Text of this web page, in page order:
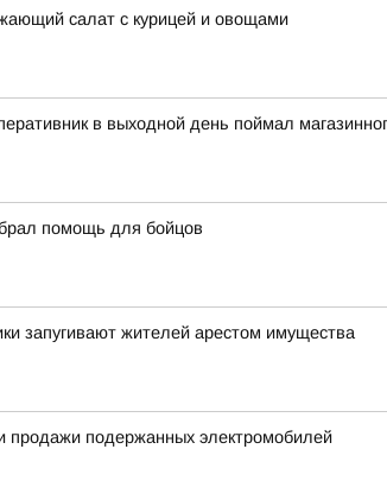
салат с курицей и овощами
в выходной день поймал
помощь для бойцов
запугивают жителей арестом имущества
продажи подержанных электромобилей